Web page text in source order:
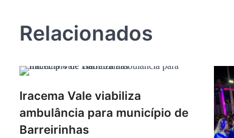
Relacionados
Iracema Vale viabiliza
ambulância para município de
Barreirinhas